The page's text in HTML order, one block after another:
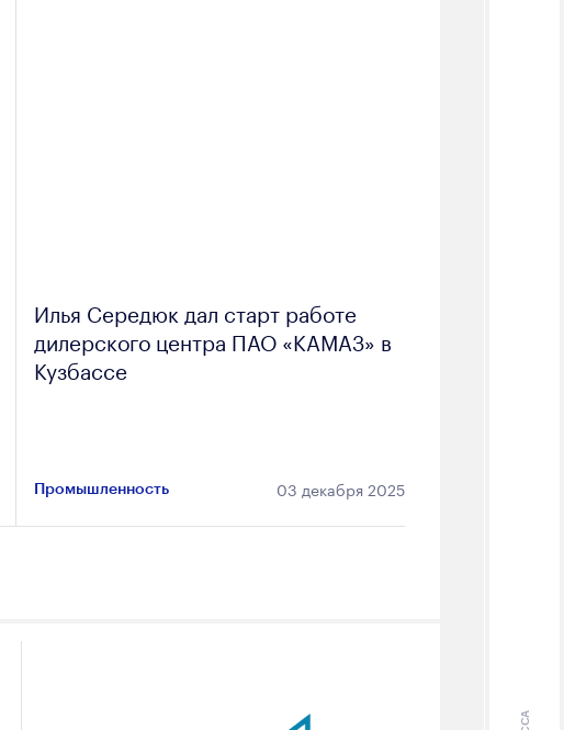
Илья Середюк дал старт работе
дилерского центра ПАО «КАМАЗ» в
Кузбассе
Промышленность 03 декабря 2025